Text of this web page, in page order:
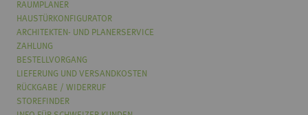
RAUMPLANER
HAUSTÜRKONFIGURATOR
ARCHITEKTEN- UND PLANERSERVICE
ZAHLUNG
BESTELLVORGANG
LIEFERUNG UND VERSANDKOSTEN
RÜCKGABE / WIDERRUF
STOREFINDER